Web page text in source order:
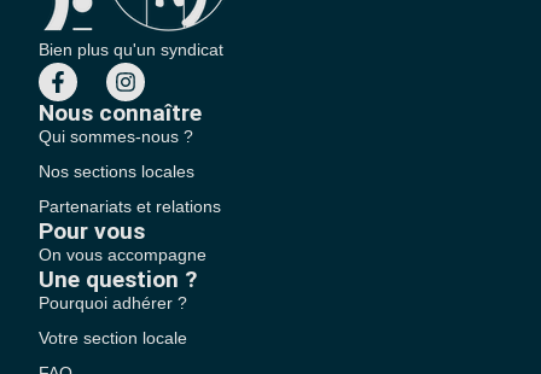
Bien plus qu'un syndicat
Nous connaître
Qui sommes-nous ?
Nos sections locales
Partenariats et relations
Pour vous
On vous accompagne
Une question ?
Pourquoi adhérer ?
Votre section locale